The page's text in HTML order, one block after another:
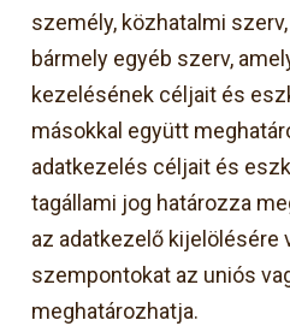
személy, közhatalmi
bármely egyéb szerv,
kezelésének céljait és
másokkal együtt
adatkezelés céljait és
tagállami jog határozza
az adatkezelő kijelölésére
szempontokat az uniós
meghatározhatja.